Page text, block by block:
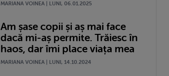
MARIANA VOINEA | LUNI, 06.01.2025
Am șase copii și aș mai face
dacă mi-aș permite. Trăiesc în
haos, dar îmi place viața mea
MARIANA VOINEA | LUNI, 14.10.2024